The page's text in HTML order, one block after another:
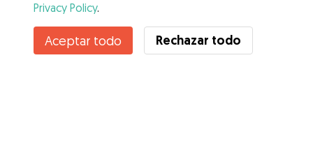
Privacy Policy.
Aceptar todo Rechazar todo